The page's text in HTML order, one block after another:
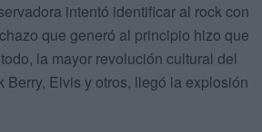
intentó identificar al rock con
que generó al principio hizo que
la mayor revolución cultural del
Elvis y otros, llegó la explosión